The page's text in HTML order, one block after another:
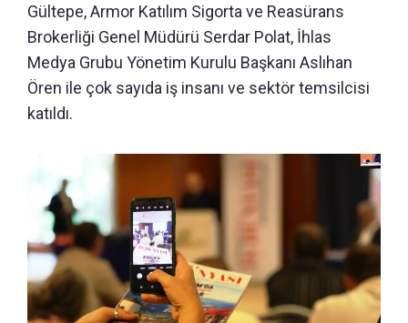
Gültepe, Armor Katılım Sigorta ve Reasürans
Brokerliği Genel Müdürü Serdar Polat, İhlas
Medya Grubu Yönetim Kurulu Başkanı Aslıhan
Ören ile çok sayıda iş insanı ve sektör temsilcisi
katıldı.